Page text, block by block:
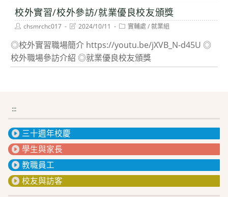
校外實習/校外參訪/就業優良校友頒獎
Postchsmrchc017
Post
modified:
2024/10/11
Post實輔處 /就業組
◎校外實習職場簡介 https://youtu.be/jXVB_N-d45U ◎
校外職場參訪介紹 ◎就業優良校友頒獎
:::
三十週年校慶
學生與家長
教職員工
校友與訪客